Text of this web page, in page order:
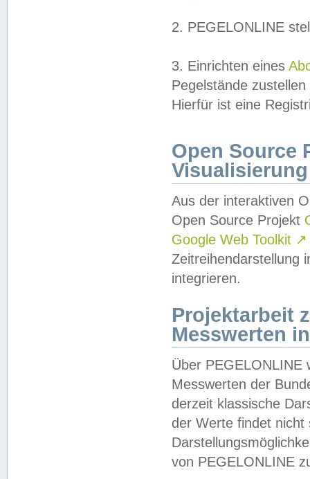
2. PEGELONLINE
3. Einrichten eines
Pegelstände
Hierfür ist eine
Open Source
Visualisierung
Aus der interaktiven
Open Source Projekt
Google Web Toolkit ↗
Zeitreihendarstellung
integrieren.
Projektarbeit
Messwerten
Über PEGELONLINE
Messwerten der
derzeit klassische
der Werte findet
von PEGELONLINE